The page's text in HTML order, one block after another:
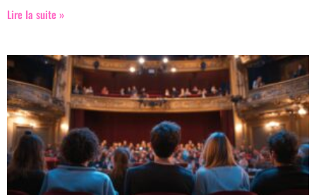
Lire la suite »